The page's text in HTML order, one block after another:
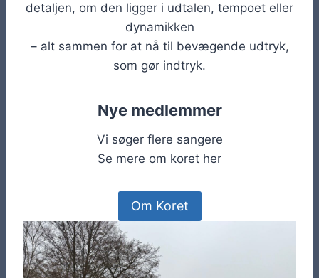
detaljen, om den ligger i udtalen, tempoet eller
dynamikken
– alt sammen for at nå til bevægende udtryk,
som gør indtryk.
Nye medlemmer
Vi søger flere sangere
Se mere om koret her
Om Koret